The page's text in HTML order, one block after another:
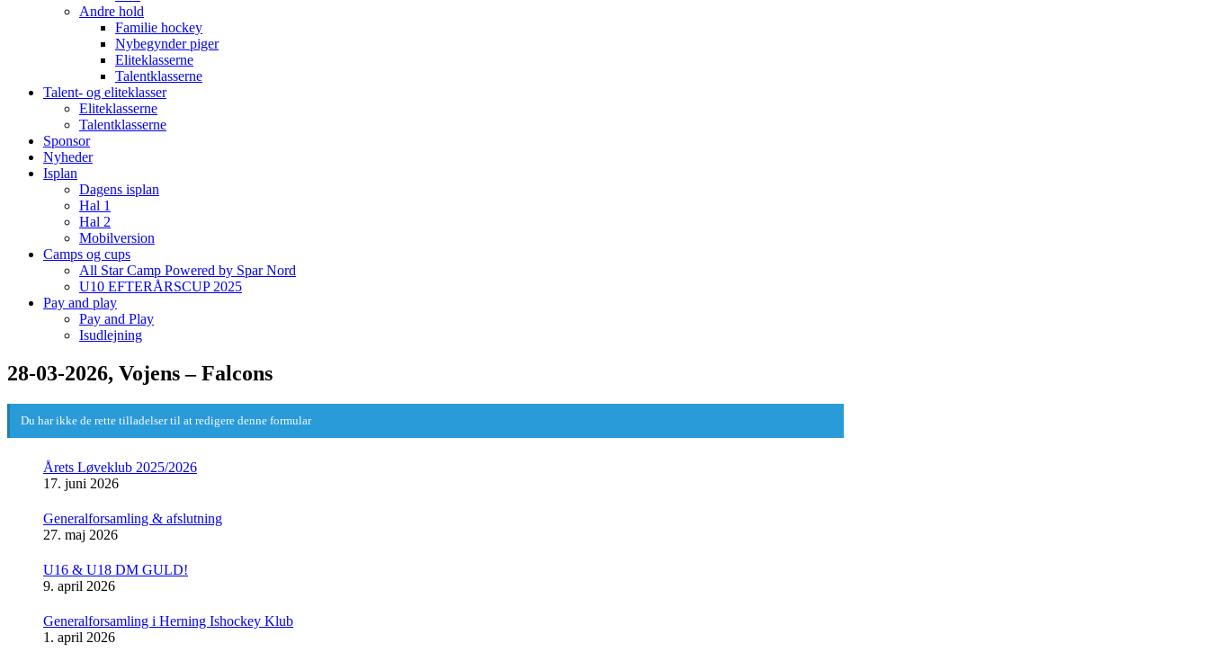
Andre hold
Familie hockey
Nybegynder piger
Eliteklasserne
Talentklasserne
Talent- og eliteklasser
Eliteklasserne
Talentklasserne
Sponsor
Nyheder
Isplan
Dagens isplan
Hal 1
Hal 2
Mobilversion
Camps og cups
All Star Camp Powered by Spar Nord
U10 EFTERÅRSCUP 2025
Pay and play
Pay and Play
Isudlejning
28-03-2026, Vojens – Falcons
Du har ikke de rette tilladelser til at redigere denne formular
Årets Løveklub 2025/2026
17. juni 2026
Generalforsamling & afslutning
27. maj 2026
U16 & U18 DM GULD!
9. april 2026
Generalforsamling i Herning Ishockey Klub
1. april 2026